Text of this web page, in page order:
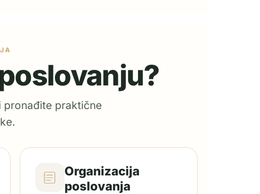
pronađite praktične
Organizacija
poslovanja